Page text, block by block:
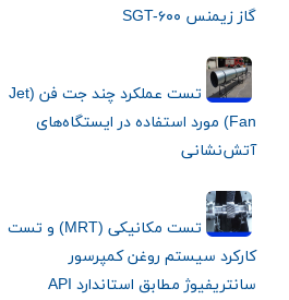
گاز زیمنس SGT-۶۰۰
تست عملکرد چند جت فن (Jet
Fan) مورد استفاده در ایستگاه‌های
آتش‌نشانی
تست مکانیکی (MRT) و تست
کارکرد سیستم روغن کمپرسور
سانتریفیوژ مطابق استاندارد API